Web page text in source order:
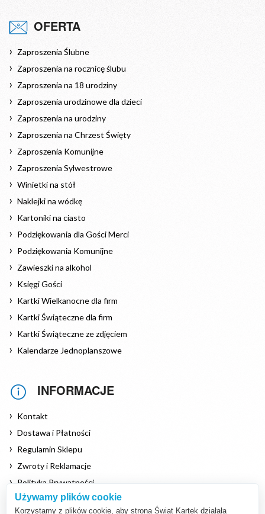
OFERTA
Zaproszenia Ślubne
Zaproszenia na rocznicę ślubu
Zaproszenia na 18 urodziny
Zaproszenia urodzinowe dla dzieci
Zaproszenia na urodziny
Zaproszenia na Chrzest Święty
Zaproszenia Komunijne
Zaproszenia Sylwestrowe
Winietki na stół
Naklejki na wódkę
Kartoniki na ciasto
Podziękowania dla Gości Merci
Podziękowania Komunijne
Zawieszki na alkohol
Księgi Gości
Kartki Wielkanocne dla firm
Kartki Świąteczne dla firm
Kartki Świąteczne ze zdjęciem
Kalendarze Jednoplanszowe
INFORMACJE
Kontakt
Dostawa i Płatności
Regulamin Sklepu
Zwroty i Reklamacje
Polityka Prywatności
Polityka Cookies
Używamy plików cookie
Korzystamy z plików cookie, aby strona Świat Kartek działała